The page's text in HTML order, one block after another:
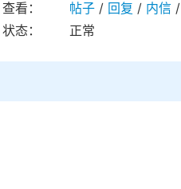
查看：
帖子 / 回复 / 内信 /
状态：
正常